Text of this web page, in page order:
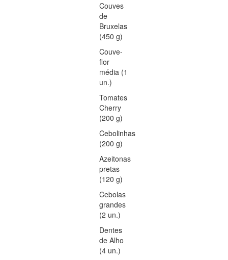
Couves
de
Bruxelas
(450 g)
Couve-
flor
média (1
un.)
Tomates
Cherry
(200 g)
Cebolinhas
(200 g)
Azeitonas
pretas
(120 g)
Cebolas
grandes
(2 un.)
Dentes
de Alho
(4 un.)